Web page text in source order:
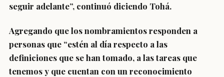
seguir adelante”, continuó diciendo Tohá.
Agregando que los nombramientos responden a
personas que “estén al día respecto a las
definiciones que se han tomado, a las tareas que
tenemos y que cuentan con un reconocimiento